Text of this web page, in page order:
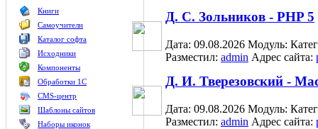
Книги
Самоучители
Каталог софта
Исходники
Компоненты
Обработки 1С
CMS-центр
Шаблоны сайтов
Наборы иконок
Д. С. Зольников - PHP 5
Дата: 09.08.2026 Модуль:
Разместил: admin Адрес сайта:
Д. И. Тверезовский -
Дата: 09.08.2026 Модуль:
Разместил: admin Адрес сайта: